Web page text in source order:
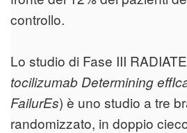
controllo.
Lo studio di Fase III
tocilizumab Determining
FailurEs) è uno studio a tre
randomizzato, in doppio